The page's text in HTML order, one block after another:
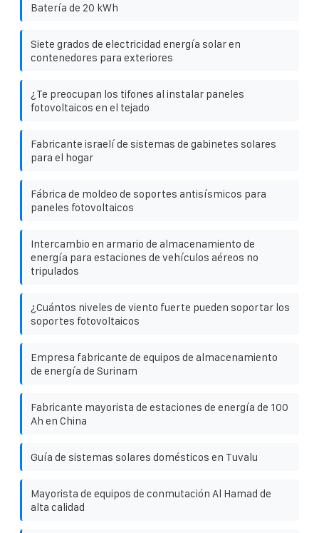
Batería de 20 kWh
Siete grados de electricidad energía solar en
contenedores para exteriores
¿Te preocupan los tifones al instalar paneles
fotovoltaicos en el tejado
Fabricante israelí de sistemas de gabinetes solares
para el hogar
Fábrica de moldeo de soportes antisísmicos para
paneles fotovoltaicos
Intercambio en armario de almacenamiento de
energía para estaciones de vehículos aéreos no
tripulados
¿Cuántos niveles de viento fuerte pueden soportar los
soportes fotovoltaicos
Empresa fabricante de equipos de almacenamiento
de energía de Surinam
Fabricante mayorista de estaciones de energía de 100
Ah en China
Guía de sistemas solares domésticos en Tuvalu
Mayorista de equipos de conmutación Al Hamad de
alta calidad